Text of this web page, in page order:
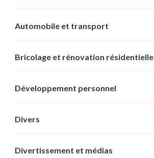
Automobile et transport
Bricolage et rénovation résidentielle
Développement personnel
Divers
Divertissement et médias